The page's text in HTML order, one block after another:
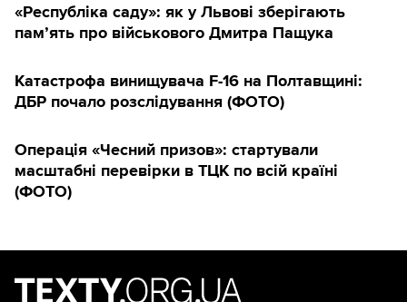
«Республіка саду»: як у Львові зберігають
пам’ять про військового Дмитра Пащука
Катастрофа винищувача F-16 на Полтавщині:
ДБР почало розслідування (ФОТО)
Операція «Чесний призов»: стартували
масштабні перевірки в ТЦК по всій країні
(ФОТО)